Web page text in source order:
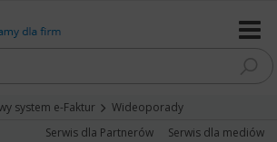
system e-Faktur
Wideoporady
Serwis dla Partnerów
Serwis dla mediów